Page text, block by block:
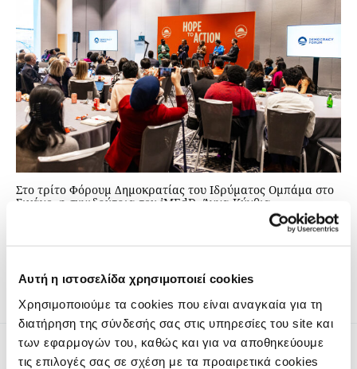
Αυτή η ιστοσελίδα χρησιμοποιεί cookies
Χρησιμοποιούμε τα cookies που είναι αναγκαία για τη
διατήρηση της σύνδεσής σας στις υπηρεσίες του site και
των εφαρμογών του, καθώς και για να αποθηκεύουμε
τις επιλογές σας σε σχέση με τα προαιρετικά cookies
Στο τρίτο Φόρουμ Δημοκρατίας του Ιδρύματος Ομπάμα στο
Σικάγο, η συνιδρύτρια του iMEdD, Άννα Κύνθια
Μπουσδούκου, συντόνισε μία συζήτηση ανάμεσα σε
προσωπικότητες από διαφορετικά μέρη του κόσμου που